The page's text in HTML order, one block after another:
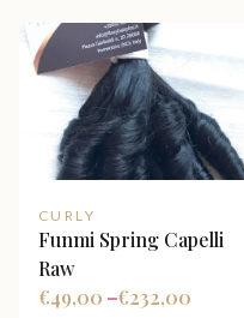
CURLY
Funmi Spring Capelli
Raw
49,00
€ – 232,00
€